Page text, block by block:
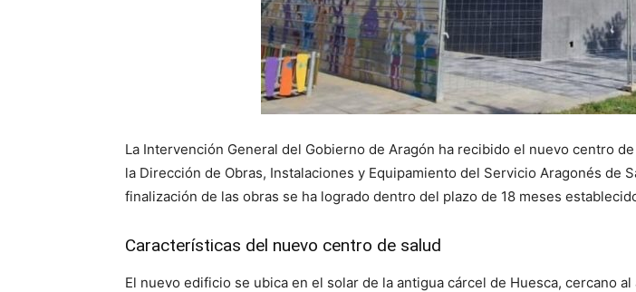
La Intervención General del Gobierno de Aragón ha recibido el nuevo centro
la Dirección de Obras, Instalaciones y Equipamiento del Servicio Aragonés de
finalización de las obras se ha logrado dentro del plazo de 18 meses
Características del nuevo centro de salud
El nuevo edificio se ubica en el solar de la antigua cárcel de Huesca, cercano